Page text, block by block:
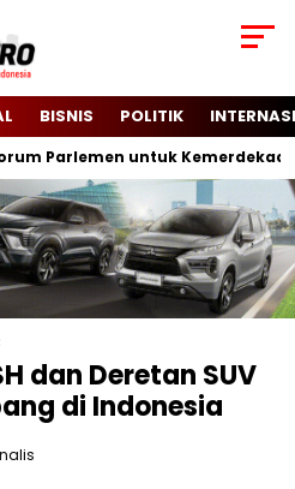
BISNIS POLITIK
untuk Kemerdekaan
dan Deretan SUV
di Indonesia